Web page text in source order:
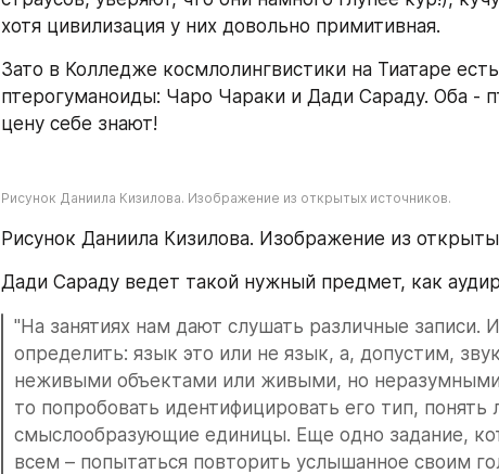
хотя цивилизация у них довольно примитивная.
Зато в Колледже космлолингвистики на Тиатаре
птерогуманоиды: Чаро Чараки и Дади Сараду. Оба -
цену себе знают!
Рисунок Даниила Кизилова. Изображение из открытых источников.
Рисунок Даниила Кизилова. Изображение из
Дади Сараду ведет такой нужный предмет, как
"На занятиях нам дают слушать различные записи.
определить: язык это или не язык, а, допустим,
неживыми объектами или живыми, но
то попробовать идентифицировать его тип, понять
смыслообразующие единицы. Еще одно задание,
всем – попытаться повторить услышанное своим